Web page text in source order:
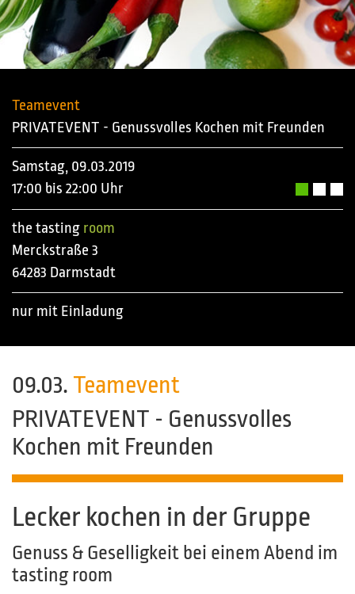
Teamevent
PRIVATEVENT - Genussvolles Kochen mit Freunden
Samstag, 09.03.2019
17:00 bis 22:00 Uhr
the tasting room
Merckstraße 3
64283 Darmstadt
nur mit Einladung
09.03. Teamevent
PRIVATEVENT - Genussvolles
Kochen mit Freunden
Lecker kochen in der Gruppe
Genuss & Geselligkeit bei einem Abend im
tasting room